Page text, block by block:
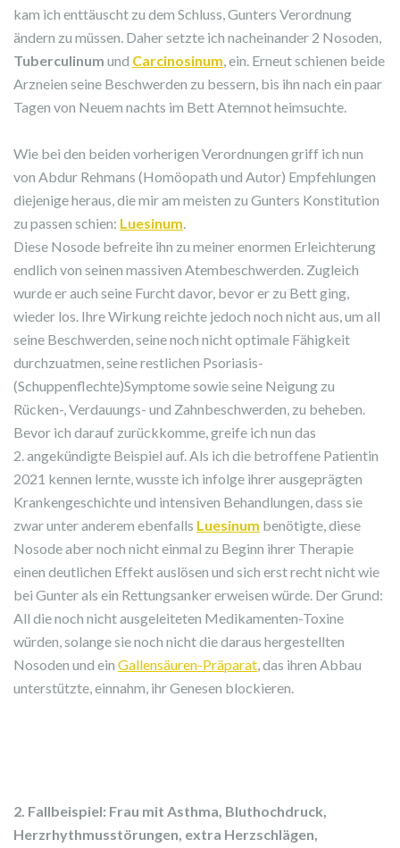
kam ich enttäuscht zu dem Schluss, Gunters Verordnung
ändern zu müssen. Daher setzte ich nacheinander 2 Nosoden,
Tuberculinum und Carcinosinum, ein. Erneut schienen beide
Arzneien seine Beschwerden zu bessern, bis ihn nach ein paar
Tagen von Neuem nachts im Bett Atemnot heimsuchte.
Wie bei den beiden vorherigen Verordnungen griff ich nun
von Abdur Rehmans (Homöopath und Autor) Empfehlungen
diejenige heraus, die mir am meisten zu Gunters Konstitution
zu passen schien: Luesinum.
Diese Nosode befreite ihn zu meiner enormen Erleichterung
endlich von seinen massiven Atembeschwerden. Zugleich
wurde er auch seine Furcht davor, bevor er zu Bett ging,
wieder los. Ihre Wirkung reichte jedoch noch nicht aus, um all
seine Beschwerden, seine noch nicht optimale Fähigkeit
durchzuatmen, seine restlichen Psoriasis-
(Schuppenflechte)Symptome sowie seine Neigung zu
Rücken-, Verdauungs- und Zahnbeschwerden, zu beheben.
Bevor ich darauf zurückkomme, greife ich nun das
2. angekündigte Beispiel auf. Als ich die betroffene Patientin
2021 kennen lernte, wusste ich infolge ihrer ausgeprägten
Krankengeschichte und intensiven Behandlungen, dass sie
zwar unter anderem ebenfalls Luesinum benötigte, diese
Nosode aber noch nicht einmal zu Beginn ihrer Therapie
einen deutlichen Effekt auslösen und sich erst recht nicht wie
bei Gunter als ein Rettungsanker erweisen würde. Der Grund:
All die noch nicht ausgeleiteten Medikamenten-Toxine
würden, solange sie noch nicht die daraus hergestellten
Nosoden und ein Gallensäuren-Präparat, das ihren Abbau
unterstützte, einnahm, ihr Genesen blockieren.
2. Fallbeispiel: Frau mit Asthma, Bluthochdruck,
Herzrhythmusstörungen, extra Herzschlägen,